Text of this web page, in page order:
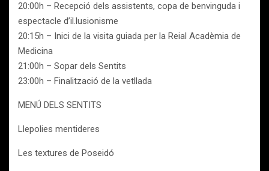
20:00h – Recepció dels assistents, copa de benvinguda i
espectacle d’il.lusionisme
20:15h – Inici de la visita guiada per la Reial Acadèmia de
Medicina
21:00h – Sopar dels Sentits
23:00h – Finalització de la vetllada
MENÚ DELS SENTITS
Llepolies mentideres
Les textures de Poseidó